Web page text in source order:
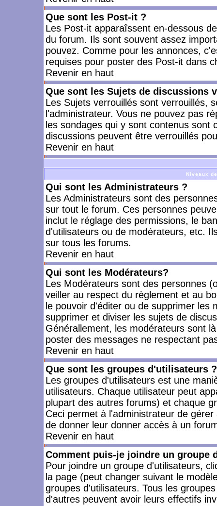
Que sont les Post-it ?
Les Post-it apparaîssent en-dessous
du forum. Ils sont souvent assez
pouvez. Comme pour les annonces,
requises pour poster des Post-it dans
Revenir en haut
Que sont les Sujets de discussions
Les Sujets verrouillés sont verrouillés,
l'administrateur. Vous ne pouvez pas
les sondages qui y sont contenus
discussions peuvent être verrouillés
Revenir en haut
Niveaux
Qui sont les Administrateurs ?
Les Administrateurs sont des
sur tout le forum. Ces personnes
inclut le réglage des permissions, le
d'utilisateurs ou de modérateurs, etc.
sur tous les forums.
Revenir en haut
Qui sont les Modérateurs?
Les Modérateurs sont des personnes
veiller au respect du règlement et au
le pouvoir d'éditer ou de supprimer les
supprimer et diviser les sujets de
Générallement, les modérateurs sont
poster des messages ne respectant
Revenir en haut
Que sont les groupes d'utilisateurs ?
Les groupes d'utilisateurs est une
utilisateurs. Chaque utilisateur peut
plupart des autres forums) et chaque
Ceci permet à l'administrateur de
de donner leur donner accès à un
Revenir en haut
Comment puis-je joindre un groupe
Pour joindre un groupe d'utilisateurs,
la page (peut changer suivant le
groupes d'utilisateurs. Tous les
d'autres peuvent avoir leurs effectifs